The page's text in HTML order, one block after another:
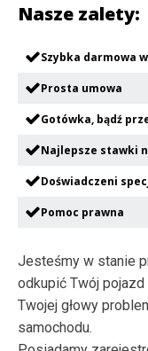
Nasze zalety:
Szybka darmowa
Prosta umowa
Gotówka, bądź
Najlepsze stawki
Doświadczeni
Pomoc prawna
Jesteśmy w stanie
odkupić Twój pojazd
Twojej głowy
samochodu.